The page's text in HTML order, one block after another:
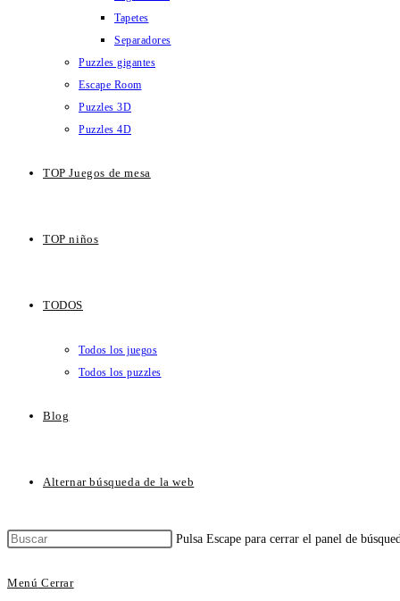
Tapetes
Separadores
Puzzles gigantes
Escape Room
Puzzles 3D
Puzzles 4D
TOP Juegos de mesa
TOP niños
TODOS
Todos los juegos
Todos los puzzles
Blog
Alternar búsqueda de la web
Pulsa Escape para cerrar el panel de
Menú Cerrar